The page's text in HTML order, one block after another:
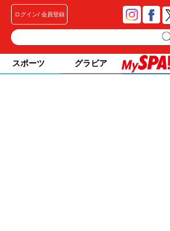
ログイン 会員登録
スポーツ グラビア